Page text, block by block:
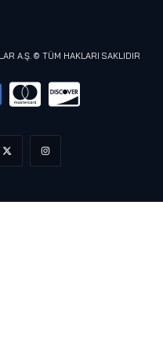
A.Ş. © TÜM HAKLARI SAKLIDIR